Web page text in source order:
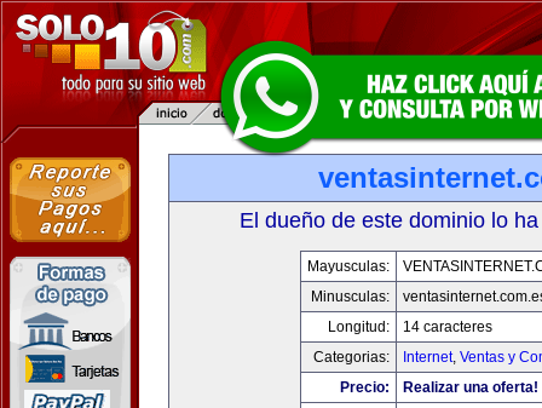
El dueño de este dominio lo
Mayusculas:
Minusculas:
Longitud:
14 caracteres
Categorias:
Internet, Ventas y
Precio:
Realizar una oferta!